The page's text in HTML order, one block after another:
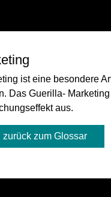
ist eine besondere
Das Guerilla-
aus.
zurück zum Glossar